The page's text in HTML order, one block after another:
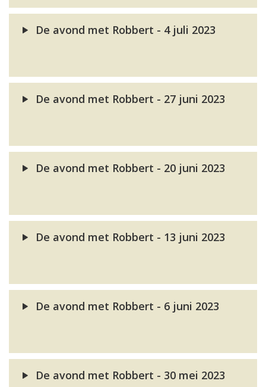
De avond met Robbert - 4 juli 2023
De avond met Robbert - 27 juni 2023
De avond met Robbert - 20 juni 2023
De avond met Robbert - 13 juni 2023
De avond met Robbert - 6 juni 2023
De avond met Robbert - 30 mei 2023